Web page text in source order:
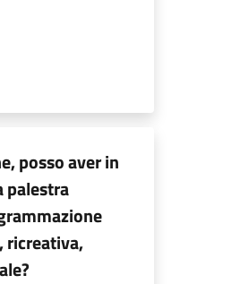
posso aver in
palestra